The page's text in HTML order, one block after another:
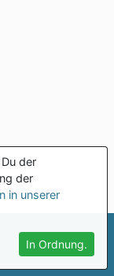
der
der
in unserer
In Ordnung.